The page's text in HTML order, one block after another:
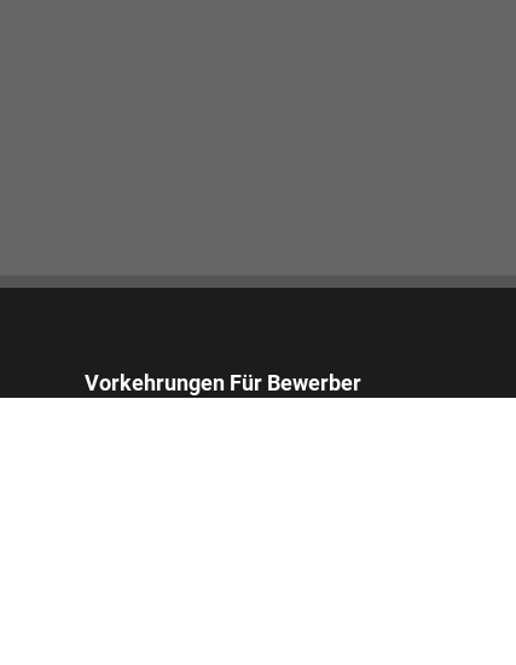
Vorkehrungen Für Bewerber